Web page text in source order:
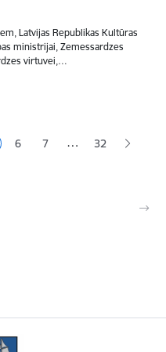
Latvijas Republikas Kultūras
ministrijai, Zemessardzes
virtuvei,…
lapa
Lapa
6 Lapa
7 … 32